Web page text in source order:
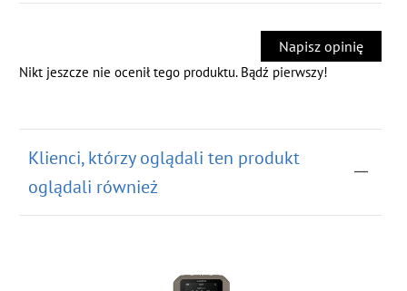
Napisz opinię
Nikt jeszcze nie ocenił tego produktu. Bądź pierwszy!
Klienci, którzy oglądali ten produkt
oglądali również